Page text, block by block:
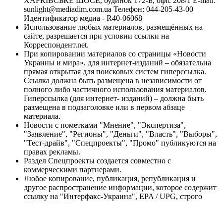
sunlight@mediadim.com.ua Телефон: 044-205-43-00
Идентификатор медиа - R40-06068
Использование любых материалов, размещённых на
сайте, разрешается при условии ссылки на
Корреспондент.net.
При копировании материалов со страницы «Новости
Украины и мира», для интернет-изданий – обязательна
прямая открытая для поисковых систем гиперссылка.
Ссылка должна быть размещена в независимости от
полного либо частичного использования материалов.
Гиперссылка (для интернет- изданий) – должна быть
размещена в подзаголовке или в первом абзаце
материала.
Новости с пометками "Мнение", "Экспертиза",
"Заявление", "Регионы", "Деньги", "Власть", "Выборы",
"Тест-драйв", "Спецпроекты", "Промо" публикуются на
правах рекламы.
Раздел Спецпроекты создается совместно с
коммерческими партнерами.
Любое копирование, публикация, републикация и
другое распространение информации, которое содержит
ссылку на "Интерфакс-Украина", EPA / UPG, строго